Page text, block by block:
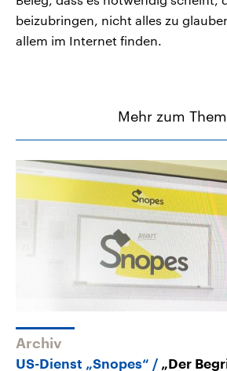
beizubringen, nicht alles zu
allem im Internet finden.
Mehr zum
Archiv
US-Dienst „Snopes“
„Der